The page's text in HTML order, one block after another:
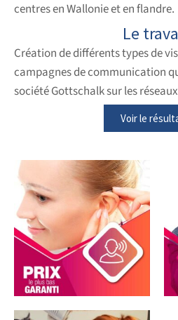
centres en Wallonie et en flandre.
Le
Création de différents types de
campagnes de communication
société Gottschalk sur les
Voir le